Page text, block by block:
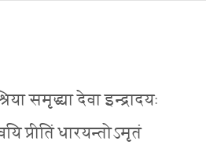
समृद्ध्या देवा इन्द्रादयः
प्रीतिं धारयन्तोऽमृतं